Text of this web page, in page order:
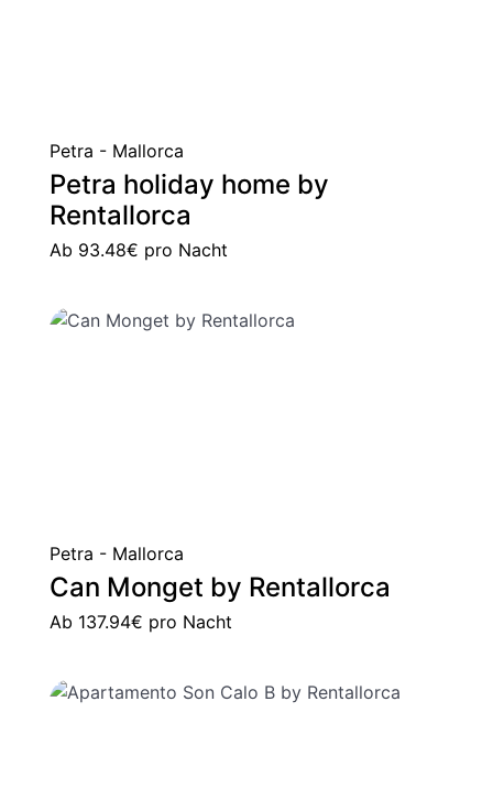
Petra - Mallorca
Petra holiday home by
Rentallorca
Ab 93.48€ pro Nacht
Petra - Mallorca
Can Monget by Rentallorca
Ab 137.94€ pro Nacht